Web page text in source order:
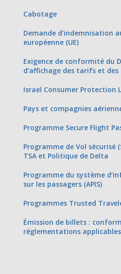
Cabotage
Demande d’indemnisation
européenne (UE)
Exigence de conformité du
d’affichage des tarifs et
Israel Consumer Protection
Pays et compagnies
Programme Secure Flight
Programme de Vol sécurisé
TSA et Politique de Delta
Programme du système
sur les passagers (APIS)
Programmes Trusted
Émission de billets :
réglementations applicables